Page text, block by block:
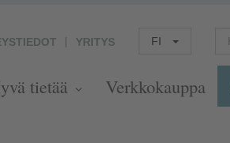
YRITYS FI
tietää Verkkokauppa